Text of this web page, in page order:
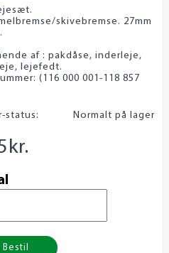
skivebremse. 27mm
af : pakdåse, inderleje,
lejefedt.
(116 000 001-118 857
status: Normalt på lager
kr.
Bestil